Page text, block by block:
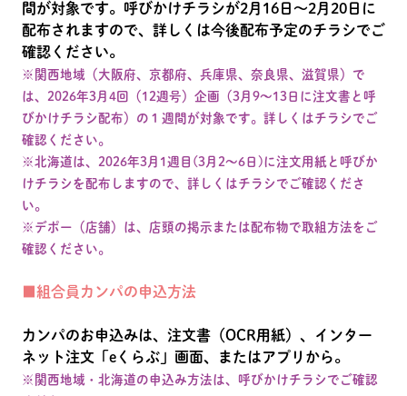
間が対象です。呼びかけチラシが2月16日～2月20日に
配布されますので、詳しくは今後配布予定のチラシでご
確認ください。
※関西地域（大阪府、京都府、兵庫県、奈良県、滋賀県）で
は、2026年3月4回（12週号）企画（3月9～13日に注文書と呼
びかけチラシ配布）の１週間が対象です。詳しくはチラシでご
確認ください。
※北海道は、2026年3月1週目(3月2～6日)に注文用紙と呼びか
けチラシを配布しますので、詳しくはチラシでご確認くださ
い。
※デポー（店舗）は、店頭の掲示または配布物で取組方法をご
確認ください。
■組合員カンパの申込方法
カンパのお申込みは、注文書（OCR用紙）、インター
ネット注文「eくらぶ」画面、またはアプリから。
※関西地域・北海道の申込み方法は、呼びかけチラシでご確認